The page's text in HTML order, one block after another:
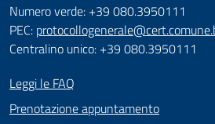
Numero verde: +39 080.3950111
PEC:
Centralino unico: +39 080.3950111
Leggi le FAQ
Prenotazione appuntamento